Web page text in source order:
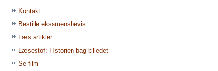
Kontakt
Bestille eksamensbevis
Læs artikler
Læsestof: Historien bag billedet
Se film